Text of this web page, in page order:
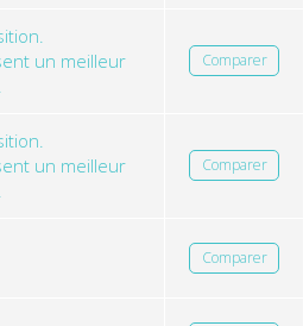
un meilleur
Comparer
un meilleur
Comparer
Comparer